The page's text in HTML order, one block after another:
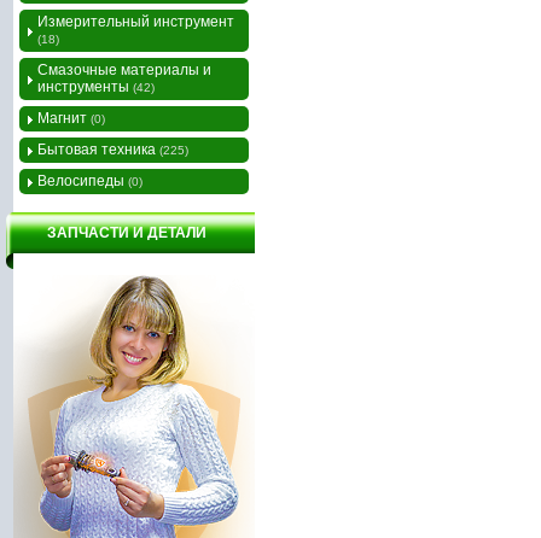
Измерительный инструмент
(18)
Смазочные материалы и
инструменты (42)
Магнит (0)
Бытовая техника (225)
Велосипеды (0)
ЗАПЧАСТИ И ДЕТАЛИ